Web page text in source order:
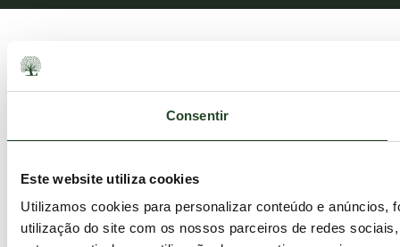
Consentir
Este website utiliza cookies
Utilizamos cookies para personalizar conteúdo e anúncios,
utilização do site com os nossos parceiros de redes